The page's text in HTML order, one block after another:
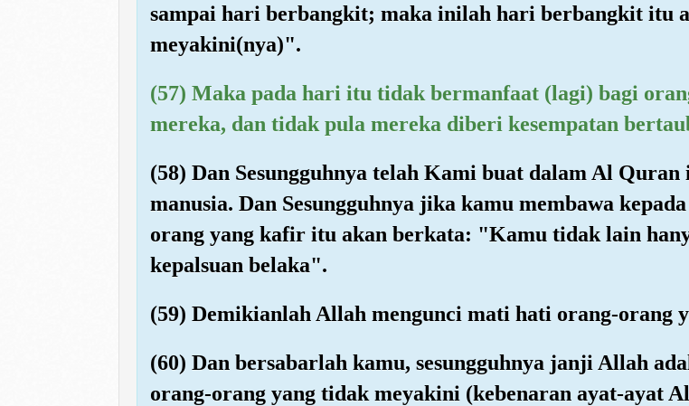
sampai hari berbangkit; maka inilah hari berbangkit itu
meyakini(nya)".
(57) Maka pada hari itu tidak bermanfaat (lagi) bagi
mereka, dan tidak pula mereka diberi kesempatan
(58) Dan Sesungguhnya telah Kami buat dalam Al
manusia. Dan Sesungguhnya jika kamu membawa
orang yang kafir itu akan berkata: "Kamu tidak lain
kepalsuan belaka".
(59) Demikianlah Allah mengunci mati hati orang-orang
(60) Dan bersabarlah kamu, sesungguhnya janji Allah
orang-orang yang tidak meyakini (kebenaran ayat-ayat